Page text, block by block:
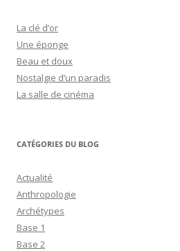
La clé d’or
Une éponge
Beau et doux
Nostalgie d’un paradis
La salle de cinéma
CATÉGORIES DU BLOG
Actualité
Anthropologie
Archétypes
Base 1
Base 2